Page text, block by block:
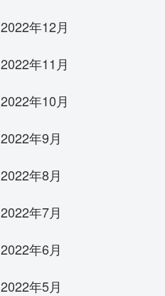
2022年12月
2022年11月
2022年10月
2022年9月
2022年8月
2022年7月
2022年6月
2022年5月